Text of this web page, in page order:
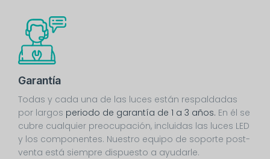
Garantía
Todas y cada una de las luces están respaldadas
por largos periodo de garantía de 1 a 3 años. En él se
cubre cualquier preocupación, incluidas las luces LED
y los componentes. Nuestro equipo de soporte post-
venta está siempre dispuesto a ayudarle.